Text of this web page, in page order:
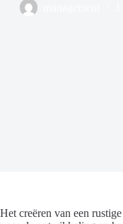
Het creëren van een